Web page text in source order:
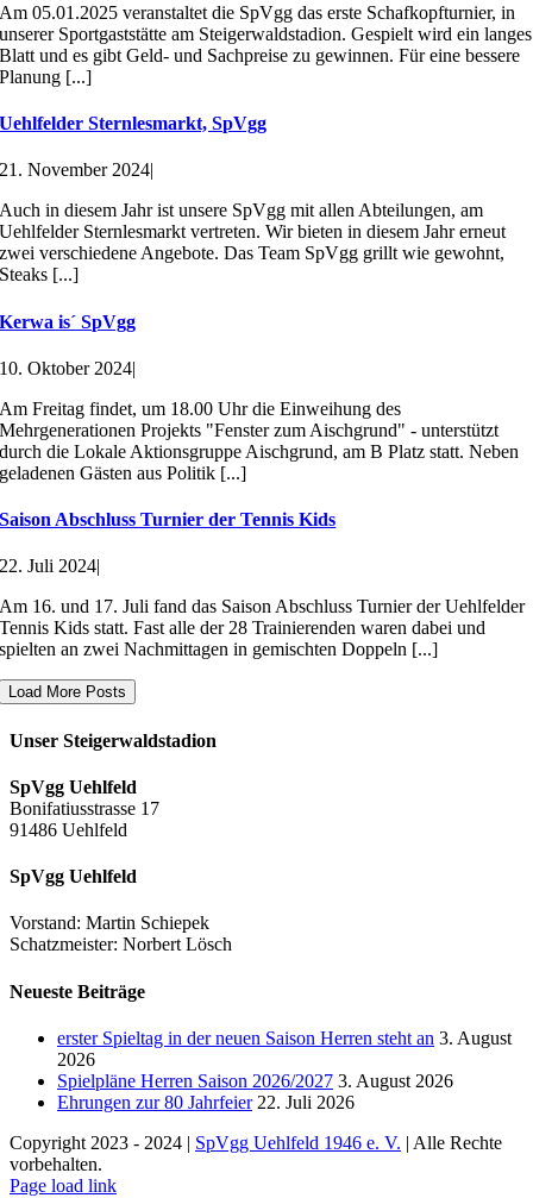
Am 05.01.2025 veranstaltet die SpVgg das erste Schafkopfturnier, in
unserer Sportgaststätte am Steigerwaldstadion. Gespielt wird ein langes
Blatt und es gibt Geld- und Sachpreise zu gewinnen. Für eine bessere
Planung [...]
Uehlfelder Sternlesmarkt, SpVgg
21. November 2024|
Auch in diesem Jahr ist unsere SpVgg mit allen Abteilungen, am
Uehlfelder Sternlesmarkt vertreten. Wir bieten in diesem Jahr erneut
zwei verschiedene Angebote. Das Team SpVgg grillt wie gewohnt,
Steaks [...]
Kerwa is´ SpVgg
10. Oktober 2024|
Am Freitag findet, um 18.00 Uhr die Einweihung des
Mehrgenerationen Projekts "Fenster zum Aischgrund" - unterstützt
durch die Lokale Aktionsgruppe Aischgrund, am B Platz statt. Neben
geladenen Gästen aus Politik [...]
Saison Abschluss Turnier der Tennis Kids
22. Juli 2024|
Am 16. und 17. Juli fand das Saison Abschluss Turnier der Uehlfelder
Tennis Kids statt. Fast alle der 28 Trainierenden waren dabei und
spielten an zwei Nachmittagen in gemischten Doppeln [...]
Load More Posts
Unser Steigerwaldstadion
SpVgg Uehlfeld
Bonifatiusstrasse 17
91486 Uehlfeld
SpVgg Uehlfeld
Vorstand: Martin Schiepek
Schatzmeister: Norbert Lösch
Neueste Beiträge
erster Spieltag in der neuen Saison Herren steht an 3. August
2026
Spielpläne Herren Saison 2026/2027 3. August 2026
Ehrungen zur 80 Jahrfeier 22. Juli 2026
Copyright 2023 - 2024 | SpVgg Uehlfeld 1946 e. V. | Alle Rechte
vorbehalten.
Facebook
Instagram
Page load link